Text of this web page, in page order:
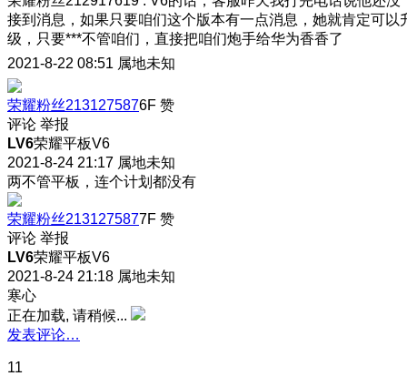
接到消息，如果只要咱们这个版本有一点消息，她就肯定可以
级，只要***不管咱们，直接把咱们炮手给华为香香了
2021-8-22 08:51 属地未知
荣耀粉丝2131275876F 赞
评论 举报
LV6荣耀平板V6
2021-8-24 21:17 属地未知
两不管平板，连个计划都没有
荣耀粉丝2131275877F 赞
评论 举报
LV6荣耀平板V6
2021-8-24 21:18 属地未知
寒心
正在加载, 请稍候...
发表评论…
11